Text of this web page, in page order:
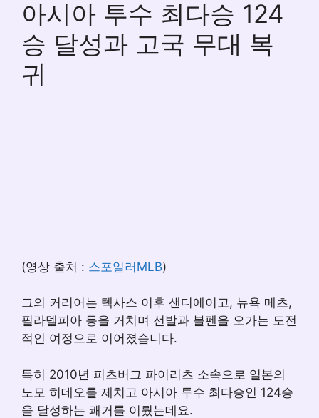
아시아 투수 최다승 124
승 달성과 고국 무대 복
귀
(영상 출처 : 스포일러MLB)
그의 커리어는 텍사스 이후 샌디에이고, 뉴욕 메츠,
필라델피아 등을 거치며 선발과 불펜을 오가는 도전
적인 여정으로 이어졌습니다.
특히 2010년 피츠버그 파이리츠 소속으로 일본의
노모 히데오를 제치고 아시아 투수 최다승인 124승
을 달성하는 쾌거를 이뤘는데요.